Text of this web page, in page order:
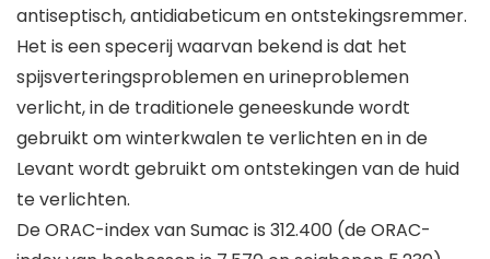
antiseptisch, antidiabeticum en ontstekingsremmer.
Het is een specerij waarvan bekend is dat het
spijsverteringsproblemen en urineproblemen
verlicht, in de traditionele geneeskunde wordt
gebruikt om winterkwalen te verlichten en in de
Levant wordt gebruikt om ontstekingen van de huid
te verlichten.
De ORAC-index van Sumac is 312.400 (de ORAC-